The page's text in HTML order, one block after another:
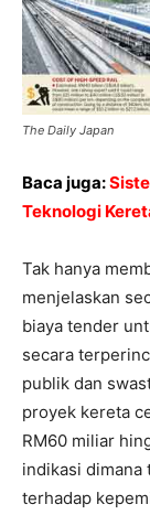
The Daily Japan
Baca juga:
Teknologi
Tak hanya
menjelaskan
biaya tender
secara
publik dan
proyek kereta
RM60 miliar
indikasi dimana
terhadap